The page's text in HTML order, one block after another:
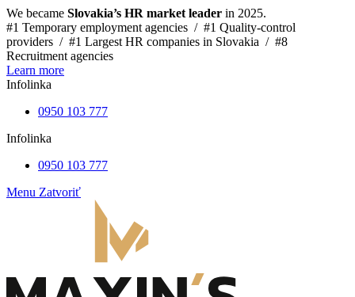
We became Slovakia’s HR market leader in 2025.
#1 Temporary employment agencies / #1 Quality-control
providers / #1 Largest HR companies in Slovakia / #8
Recruitment agencies
Learn more
Infolinka
0950 103 777
Infolinka
0950 103 777
Menu Zatvoriť